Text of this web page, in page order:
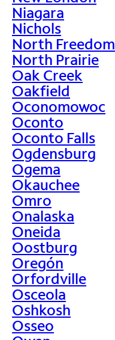
Niagara
Nichols
North Freedom
North Prairie
Oak Creek
Oakfield
Oconomowoc
Oconto
Oconto Falls
Ogdensburg
Ogema
Okauchee
Omro
Onalaska
Oneida
Oostburg
Oregón
Orfordville
Osceola
Oshkosh
Osseo